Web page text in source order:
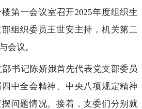
第一会议室召开2025年度组织生
组织委员王世安主持，机关第二
会议。
书记陈娇娥首先代表党支部委员
中全会精神、中央八项规定精神
问题情况。接着，支委们分别就